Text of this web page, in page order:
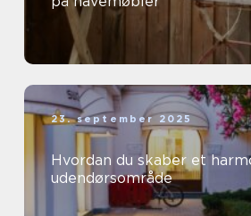
23. september 2025
Hvordan du skaber et
udendørsområde